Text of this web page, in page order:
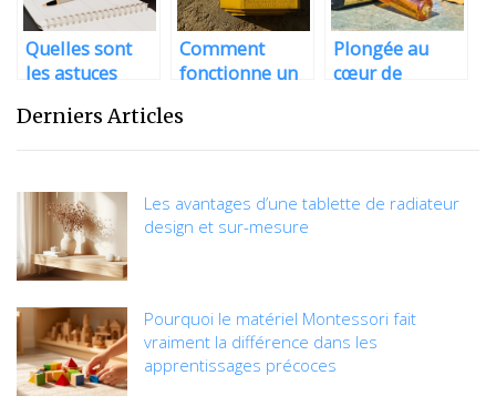
Quelles sont
les astuces
plaisir
financierement
Comment
fonctionne un
reexpedition
de courrier ?
Plongée au
cœur de
Derniers Articles
Les avantages d’une tablette de radiateur
design et sur-mesure
Pourquoi le matériel Montessori fait
vraiment la différence dans les
apprentissages précoces